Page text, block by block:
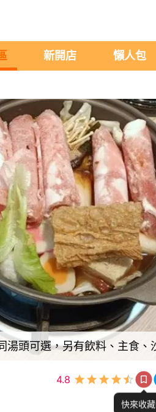
新開店 懶人包
4.8
快來收藏